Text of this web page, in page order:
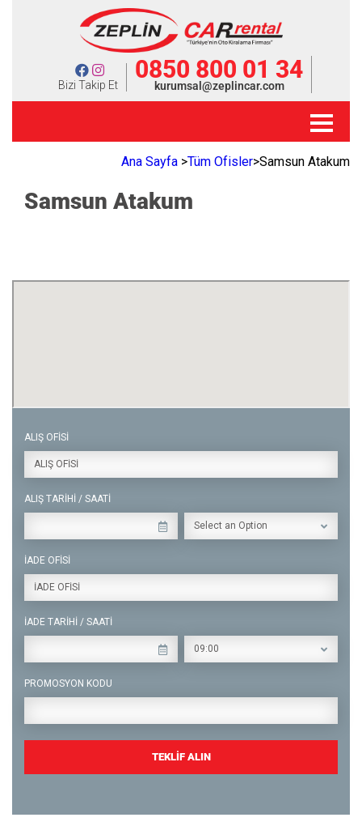
Bizi Takip Et
0850 800 01 34
kurumsal@zeplincar.com
Ana Sayfa >Tüm Ofisler>Samsun Atakum
Samsun Atakum
ALIŞ OFİSİ
ALIŞ OFİSİ
ALIŞ TARİHİ / SAATİ
Select an Option
İADE OFİSİ
İADE OFİSİ
İADE TARİHİ / SAATİ
09:00
PROMOSYON KODU
TEKLİF ALIN